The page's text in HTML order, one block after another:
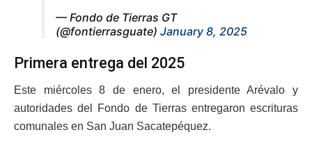
— Fondo de Tierras GT
(@fontierrasguate) January 8, 2025
Primera entrega del 2025
Este miércoles 8 de enero, el presidente Arévalo y
autoridades del Fondo de Tierras entregaron escrituras
comunales en San Juan Sacatepéquez.